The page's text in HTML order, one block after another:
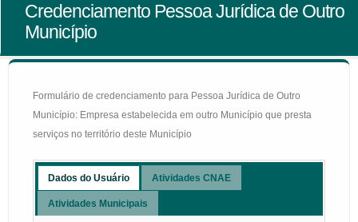
Credenciamento Pessoa Jurídica de Outro
Município
Formulário de credenciamento para Pessoa Jurídica de Outro
Município: Empresa estabelecida em outro Município que presta
serviços no território deste Município
Dados do Usuário Atividades CNAE
Atividades Municipais